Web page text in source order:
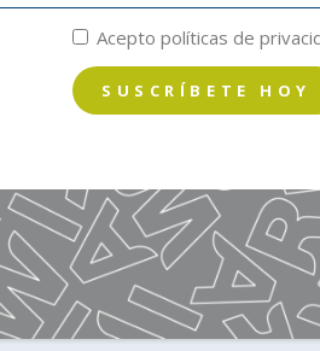
Acepto políticas de
SUSCRÍBETE HOY